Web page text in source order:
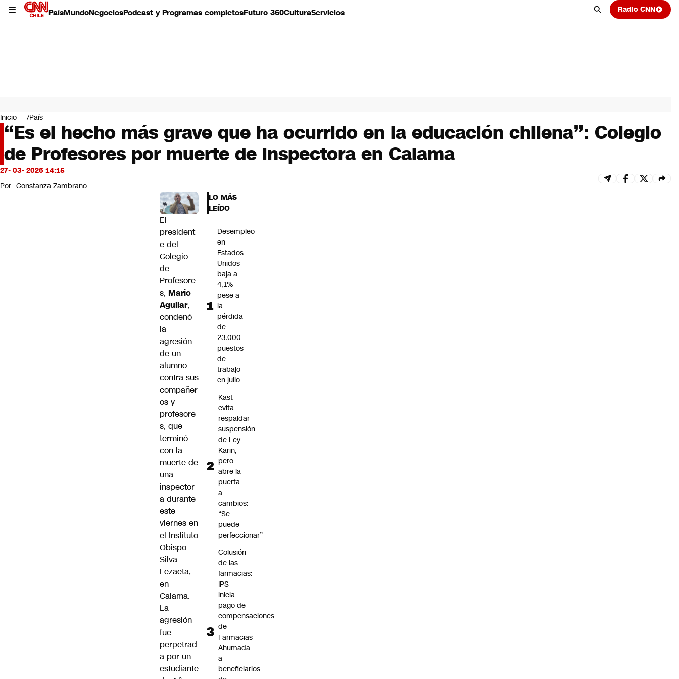
PaísMundoNegociosPodcast y Programas completosFuturo 360CulturaServicios Radio CNN
Mundo
Negocios
Deportes
Programas completos
Cultura
Servicios
Bits
CNN Data
Inicio País
“Es el hecho más grave que ha ocurrido en la educación chilena”: Colegio
de Profesores por muerte de inspectora en Calama
27- 03- 2026 14:15
Por Constanza Zambrano
El
president
e del
Colegio
de
Profesore
s, Mario
Aguilar,
condenó
la
agresión
de un
alumno
contra sus
compañer
os y
profesore
s, que
terminó
con la
muerte de
una
inspector
a durante
este
viernes en
el Instituto
Obispo
Silva
Lezaeta,
en
Calama.
La
agresión
fue
perpetrad
a por un
estudiante
LO MÁS
LEÍDO
Desempleo
en
Estados
Unidos
baja a
4,1%
pese a
la
pérdida
de
23.000
puestos
de
trabajo
en julio
Kast
evita
respaldar
suspensión
de Ley
Karin,
pero
abre la
puerta
a
cambios:
“Se
puede
perfeccionar”
Colusión
de las
farmacias:
IPS
inicia
pago de
compensaciones
de
Farmacias
Ahumada
a
beneficiarios